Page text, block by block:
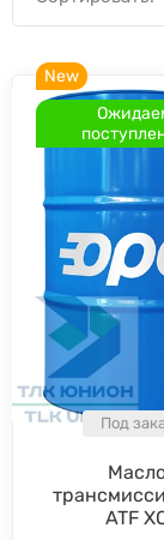
New
Под
ATF